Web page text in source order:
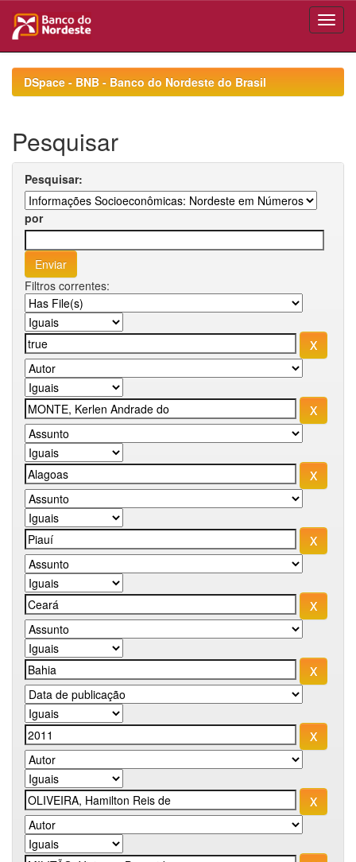
navigationDSpace - BNB - Banco do Nordeste do Brasil
Pesquisar
Pesquisar:
por
Filtros correntes: